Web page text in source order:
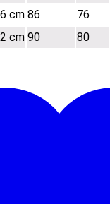
cm 86 76
cm 90 80